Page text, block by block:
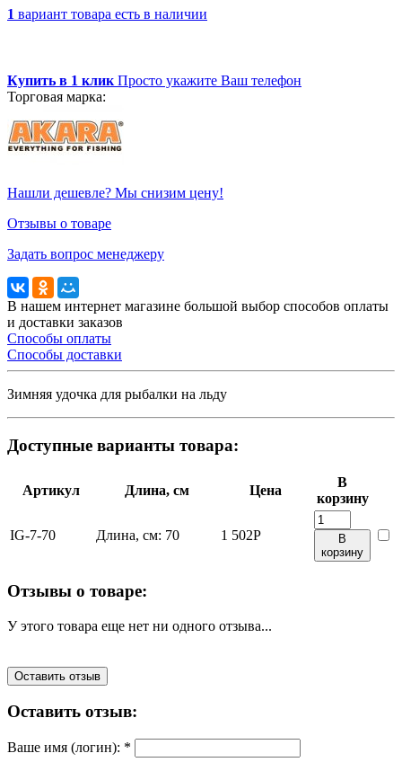
1 вариант товара есть в наличии
Купить в 1 клик Просто укажите Ваш телефон
Торговая марка:
Нашли дешевле? Мы снизим цену!
Отзывы о товаре
Задать вопрос менеджеру
В нашем интернет магазине большой выбор способов оплаты
и доставки заказов
Способы оплаты
Способы доставки
Зимняя удочка для рыбалки на льду
Доступные варианты товара:
Артикул Длина, см Цена
В
корзину
IG-7-70 Длина, см: 70 1 502Р
В
корзину
Отзывы о товаре:
У этого товара еще нет ни одного отзыва...
Оставить отзыв
Оставить отзыв:
Ваше имя (логин): *